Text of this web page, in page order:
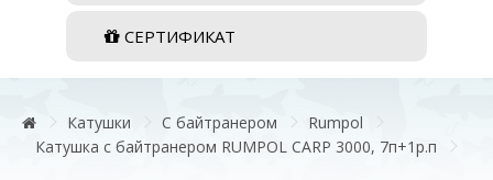
СЕРТИФИКАТ
Катушки С байтранером
Rumpol
Катушка с байтранером RUMPOL CARP 3000, 7п+1р.п